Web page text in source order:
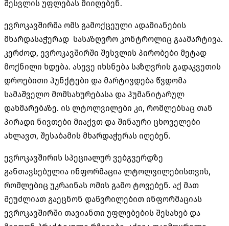
შესვლის უფლებას მიიღებენ.
ევროკავშირმა ომს გამოქცეული ადამიანების
მხარდასაჭერად სასაზღვრო კონტროლიც გაამარტივა.
კერძოდ, ევროკავშირში შესვლის პირობები მეტად
მოქნილი ხდება. ასევე იხსნება საზღვრის გადაკვეთის
დროებითი პუნქტები და მარტივდება წვდომა
სამაშველო მომსახურებასა და ჰუმანიტარულ
დახმარებაზე. ის ლტოლვილები კი, რომლებსაც თან
პირადი ნივთები მიაქვთ და შინაური ცხოველები
ახლავთ, შესაბამის მხარდაჭერას იღებენ.
ევროკავშირის სპეციალურ ვებგვერდზე
განთავსებულია ინფორმაცია ლტოლვილებისთვის,
რომლებიც უკრაინას ომის გამო ტოვებენ. აქ მათ
შეუძლიათ გაეცნონ დაწვრილებით ინფორმაციას
ევროკავშირში თავიანთი უფლებების შესახებ და